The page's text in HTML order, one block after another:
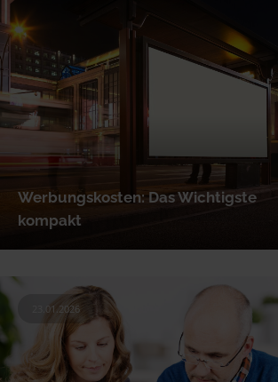
Werbungskosten: Das Wichtigste
kompakt
23.01.2026